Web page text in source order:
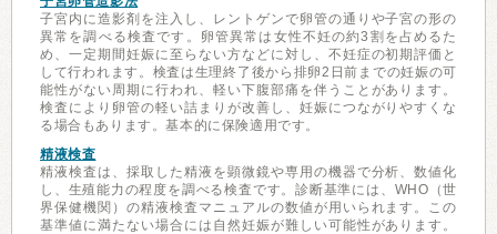
子宮内に造影剤を注入し、レントゲンで卵管の通りや子宮の形の
異常を調べる検査です。卵管異常は女性不妊の約3割を占めるた
め、一定期間妊娠に至らない方などに対し、不妊症の初期評価と
して行われます。検査は生理終了後から排卵2日前までの妊娠の可
能性がない周期に行われ、軽い下腹部痛を伴うことがあります。
検査により卵管の軽い詰まりが改善し、妊娠につながりやすくな
る場合もあります。基本的に保険適用です。
精液検査
精液検査は、採取した精液を顕微鏡や専用の機器で分析、数値化
し、生殖能力の程度を調べる検査です。診断基準には、WHO（世
界保健機関）の精液検査マニュアルの数値が用いられます。この
基準値に満たない場合には自然妊娠が難しい可能性があります。